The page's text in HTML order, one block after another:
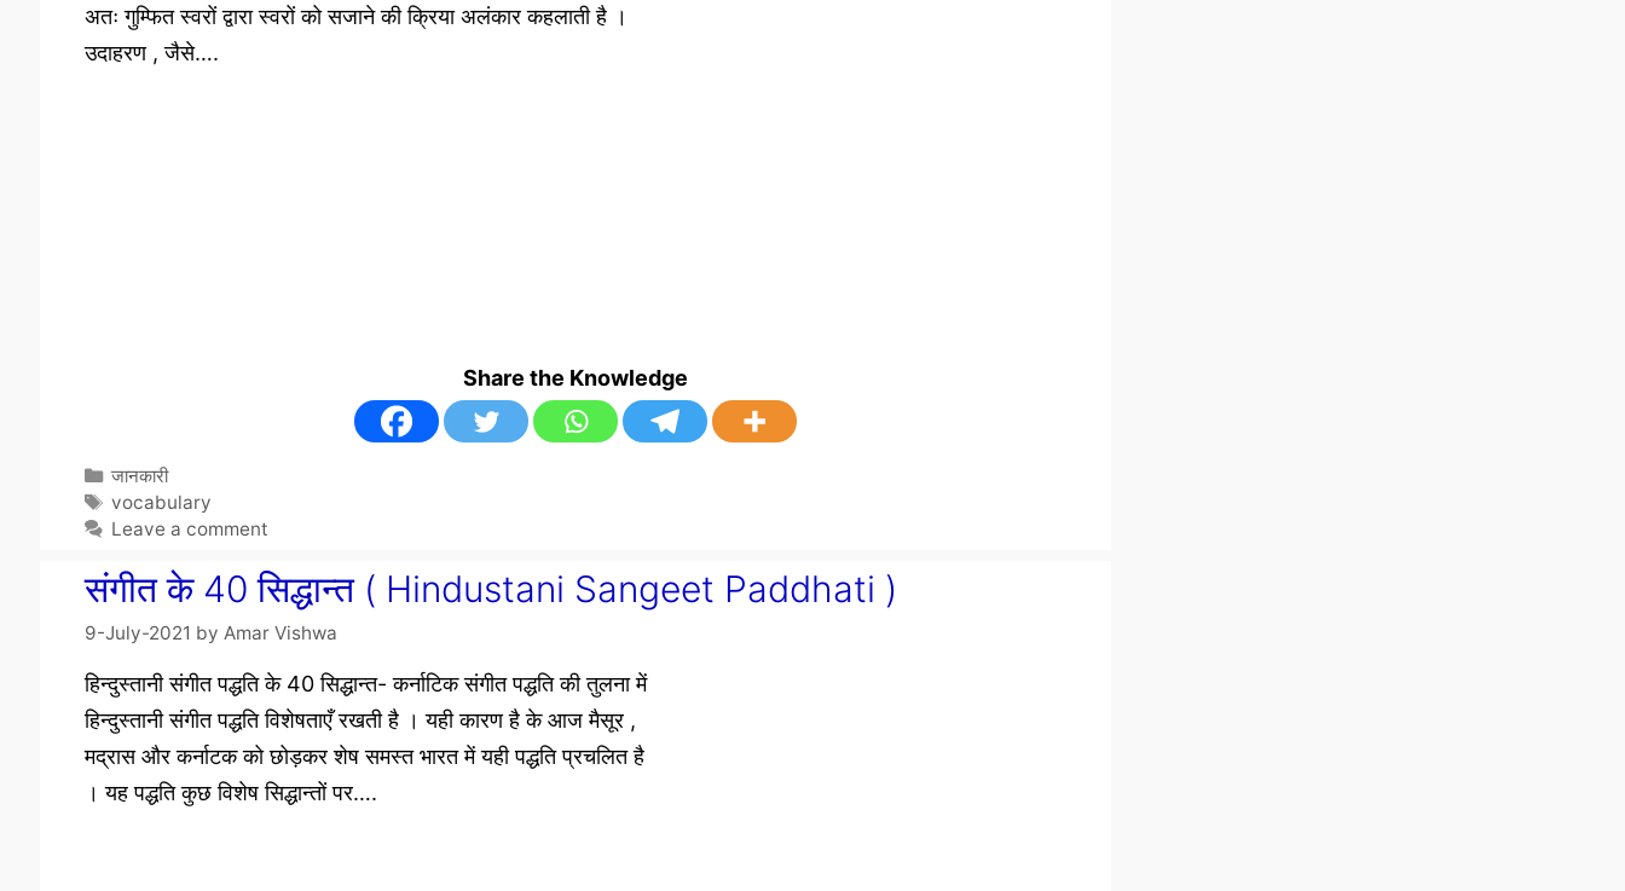
अतः गुम्फित स्वरों द्वारा स्वरों को सजाने की क्रिया अलंकार कहलाती है ।
उदाहरण , जैसे….
Share the Knowledge
Categories
जानकारी
Tags
vocabulary
Leave a comment
संगीत के 40 सिद्धान्त ( Hindustani Sangeet Paddhati )
9-July-2021 by Amar Vishwa
हिन्दुस्तानी संगीत पद्धति के 40 सिद्धान्त- कर्नाटिक संगीत पद्धति की तुलना में
हिन्दुस्तानी संगीत पद्धति विशेषताएँ रखती है । यही कारण है के आज मैसूर ,
मद्रास और कर्नाटक को छोड़कर शेष समस्त भारत में यही पद्धति प्रचलित है
। यह पद्धति कुछ विशेष सिद्धान्तों पर….